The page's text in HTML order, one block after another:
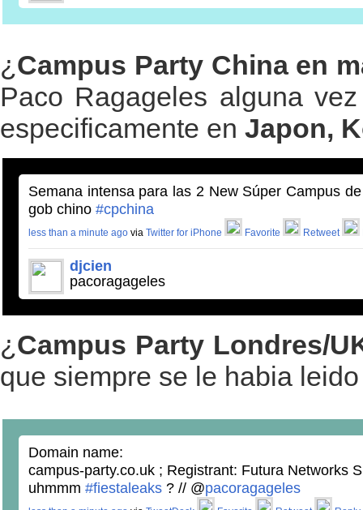
¿ Campus Party China en
Paco Ragageles alguna
especificamente en Japon,
Semana intensa para las 2 New Súper Campus
gob chino #cpchina
less than a minute ago via Twitter for iPhone Favorite Retweet
djcien
pacoragageles
¿ Campus Party Londres/
que siempre se le habia
Domain name:
campus-party.co.uk ; Registrant: Futura Networks
uhmmm #fiestaleaks ? // @pacoragageles